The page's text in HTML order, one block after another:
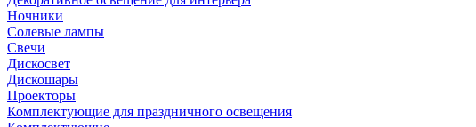
Ночники
Солевые лампы
Свечи
Дискосвет
Дискошары
Проекторы
Комплектующие для праздничного освещения